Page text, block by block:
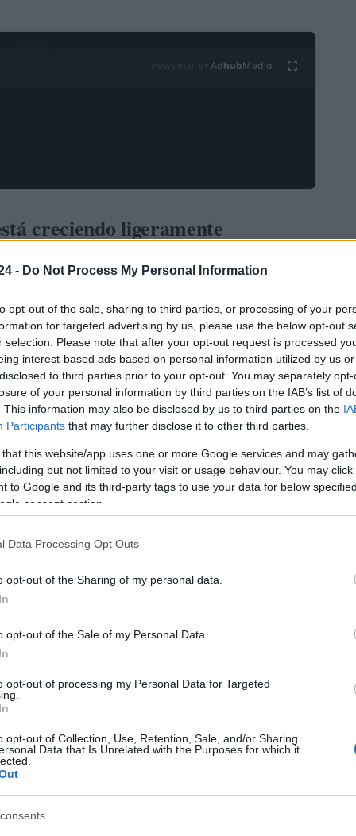
- Do Not Process My Personal Information
opt-out of the sale, sharing to third parties, or processing of your
for targeted advertising by us, please use the below opt-out
selection. Please note that after your opt-out request is processed
interest-based ads based on personal information utilized by us
to third parties prior to your opt-out. You may separately
of your personal information by third parties on the IAB’s list of
This information may also be disclosed by us to third parties on the
Participants that may further disclose it to other third parties.
that this website/app uses one or more Google services and may
but not limited to your visit or usage behaviour. You may
to Google and its third-party tags to use your data for below
consent section.
Data Processing Opt Outs
opt-out of the Sharing of my personal data.
opt-out of the Sale of my Personal Data.
opt-out of processing my Personal Data for Targeted
opt-out of Collection, Use, Retention, Sale, and/or Sharing
Data that Is Unrelated with the Purposes for which it
Ad hubMedia
creciendo ligeramente
contradictorias: el índice Nikkei subió un
por algunas acciones que tuvieron un buen
un aumento significativo del6%, ySoftBank, que
y la fabricación
acciones automotrices y manufactureras
del0,1 por ciento, mientras queNissan
4,3 por ciento.